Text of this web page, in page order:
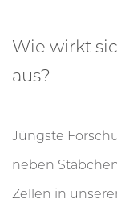
Wie wirkt
aus?
Jüngste
neben
Zellen in